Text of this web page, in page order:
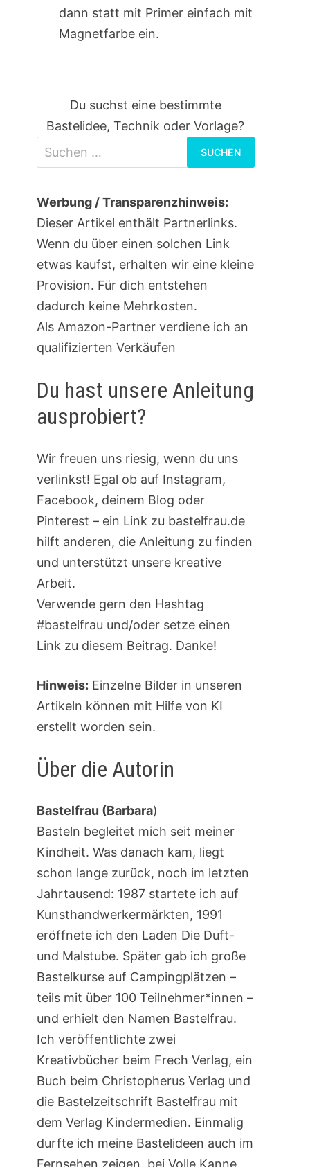
dann statt mit Primer einfach mit
Magnetfarbe ein.
Du suchst eine bestimmte
Bastelidee, Technik oder Vorlage?
nach:
Werbung / Transparenzhinweis:
Dieser Artikel enthält Partnerlinks.
Wenn du über einen solchen Link
etwas kaufst, erhalten wir eine kleine
Provision. Für dich entstehen
dadurch keine Mehrkosten.
Als Amazon-Partner verdiene ich an
qualifizierten Verkäufen
Du hast unsere Anleitung
ausprobiert?
Wir freuen uns riesig, wenn du uns
verlinkst! Egal ob auf Instagram,
Facebook, deinem Blog oder
Pinterest – ein Link zu bastelfrau.de
hilft anderen, die Anleitung zu finden
und unterstützt unsere kreative
Arbeit.
Verwende gern den Hashtag
#bastelfrau und/oder setze einen
Link zu diesem Beitrag. Danke!
Hinweis: Einzelne Bilder in unseren
Artikeln können mit Hilfe von KI
erstellt worden sein.
Über die Autorin
Bastelfrau (Barbara)
Basteln begleitet mich seit meiner
Kindheit. Was danach kam, liegt
schon lange zurück, noch im letzten
Jahrtausend: 1987 startete ich auf
Kunsthandwerkermärkten, 1991
eröffnete ich den Laden Die Duft-
und Malstube. Später gab ich große
Bastelkurse auf Campingplätzen –
teils mit über 100 Teilnehmer*innen –
und erhielt den Namen Bastelfrau.
Ich veröffentlichte zwei
Kreativbücher beim Frech Verlag, ein
Buch beim Christopherus Verlag und
die Bastelzeitschrift Bastelfrau mit
dem Verlag Kindermedien. Einmalig
durfte ich meine Bastelideen auch im
Fernsehen zeigen, bei Volle Kanne